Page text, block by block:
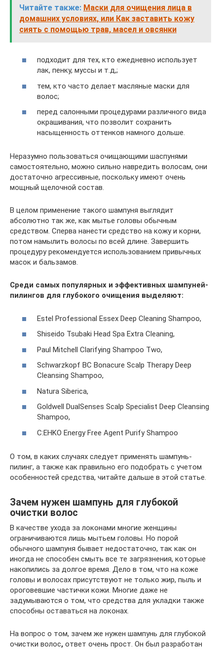
Читайте также: Маски для очищения лица в
домашних условиях, или Как заставить кожу
сиять с помощью трав, масел и овсянки
подходит для тех, кто ежедневно использует
лак, пенку, муссы и т.д,;
тем, кто часто делает масляные маски для
волос;
перед салонными процедурами различного вида
окрашивания, что позволит сохранить
насыщенность оттенков намного дольше.
Неразумно пользоваться очищающими шаспунями
самостоятельно, можно сильно навредить волосам, они
достаточно агрессивные, поскольку имеют очень
мощный щелочной состав.
В целом применение такого шампуня выглядит
абсолютно так же, как мытье головы обычным
средством. Сперва нанести средство на кожу и корни,
потом намылить волосы по всей длине. Завершить
процедуру рекомендуется использованием привычных
масок и бальзамов.
Среди самых популярных и эффективных шампуней-
пилингов для глубокого очищения выделяют:
Estel Professional Essex Deep Cleaning Shampoo,
Shiseido Tsubaki Head Spa Extra Cleaning,
Paul Mitchell Clarifying Shampoo Two,
Schwarzkopf ВС Bonacure Scalp Therapy Deep
Cleansing Shampoo,
Natura Siberica,
Goldwell DualSenses Scalp Specialist Deep Cleansing
Shampoo,
C:EHKO Energy Free Agent Purify Shampoo
О том, в каких случаях следует применять шампунь-
пилинг, а также как правильно его подобрать с учетом
особенностей средства, читайте дальше в этой статье.
Зачем нужен шампунь для глубокой
очистки волос
В качестве ухода за локонами многие женщины
ограничиваются лишь мытьем головы. Но порой
обычного шампуня бывает недостаточно, так как он
иногда не способен смыть все те загрязнения, которые
накопились за долгое время. Дело в том, что на коже
головы и волосах присутствуют не только жир, пыль и
ороговевшие частички кожи. Многие даже не
задумываются о том, что средства для укладки также
способны оставаться на локонах.
На вопрос о том, зачем же нужен шампунь для глубокой
очистки волос, ответ очень прост. Он был разработан